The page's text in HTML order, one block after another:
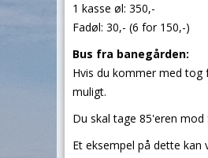
1 kasse øl: 350,-
Fadøl: 30,- (6 for 150,-)
Bus fra banegården:
Hvis du kommer med tog
muligt.
Du skal tage 85'eren
Et eksempel på dette kan